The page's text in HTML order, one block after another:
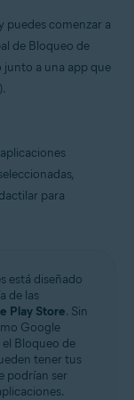
puedes comenzar a
de Bloqueo de
junto a una app que
).
para
está diseñado
de las
Play Store. Sin
Google
Bloqueo de
tener tus
podrían ser